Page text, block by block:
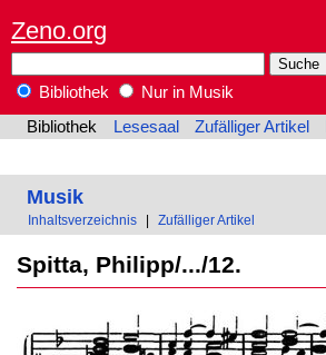
Zeno.org
Bibliothek
Nur in Musik
Bibliothek
Lesesaal Zufälliger Artikel
Musik
Inhaltsverzeichnis Zufälliger Artikel
Spitta, Philipp/.../12.